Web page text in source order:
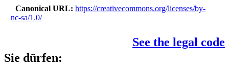
Canonical URL
https://creativecommons.org/licenses/by-
nc-sa/1.0/
See the legal code
Sie dürfen: